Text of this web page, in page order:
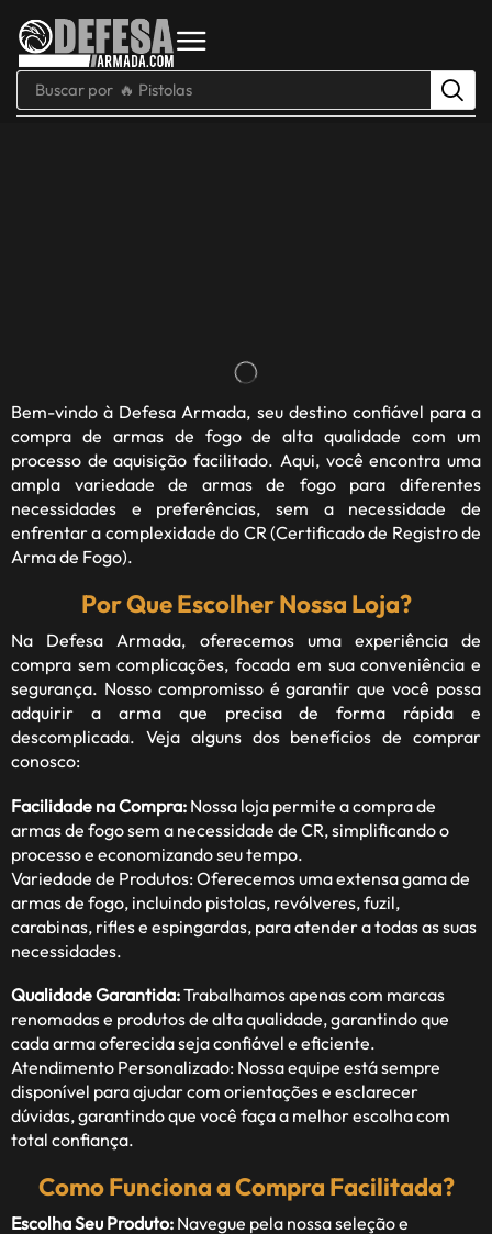
Buscar por 🔥 Pistolas
Bem-vindo à Defesa Armada, seu destino confiável para a
compra de armas de fogo de alta qualidade com um
processo de aquisição facilitado. Aqui, você encontra uma
ampla variedade de armas de fogo para diferentes
necessidades e preferências, sem a necessidade de
enfrentar a complexidade do CR (Certificado de Registro de
Arma de Fogo).
Por Que Escolher Nossa Loja?
Na Defesa Armada, oferecemos uma experiência de
compra sem complicações, focada em sua conveniência e
segurança. Nosso compromisso é garantir que você possa
adquirir a arma que precisa de forma rápida e
descomplicada. Veja alguns dos benefícios de comprar
conosco:
Facilidade na Compra: Nossa loja permite a compra de
armas de fogo sem a necessidade de CR, simplificando o
processo e economizando seu tempo.
Variedade de Produtos: Oferecemos uma extensa gama de
armas de fogo, incluindo pistolas, revólveres, fuzil,
carabinas, rifles e espingardas, para atender a todas as suas
necessidades.
Qualidade Garantida:Trabalhamos apenas com marcas
renomadas e produtos de alta qualidade, garantindo que
cada arma oferecida seja confiável e eficiente.
Atendimento Personalizado: Nossa equipe está sempre
disponível para ajudar com orientações e esclarecer
dúvidas, garantindo que você faça a melhor escolha com
total confiança.
Como Funciona a Compra Facilitada?
Escolha Seu Produto: Navegue pela nossa seleção e